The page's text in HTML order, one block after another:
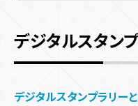
自治体でのデジタルス
青森りんこ in 津軽
デジタルスタン
デジタルスタンプラリー